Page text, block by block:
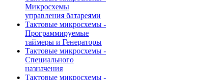
Микросхемы
управления батареями
Тактовые микросхемы -
Программируемые
таймеры и Генераторы
Тактовые микросхемы -
Специального
назначения
Тактовые микросхемы -